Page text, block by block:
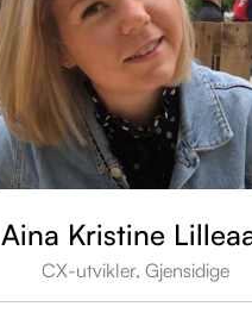
Aina Kristine
CX-utvikler, Gjensidige